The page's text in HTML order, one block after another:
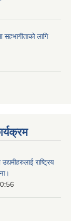
सहभागीताको लागि
राष्‍ट्रिय